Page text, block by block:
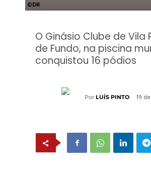
©DR
O Ginásio Clube de
de Fundo, na piscina
conquistou 16 pódios
Por LUÍS PINTO 19